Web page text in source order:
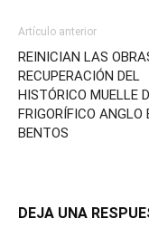
Artículo anterior
REINICIAN LAS
RECUPERACIÓN DEL
HISTÓRICO MUELLE
FRIGORÍFICO ANGLO
BENTOS
DEJA UNA